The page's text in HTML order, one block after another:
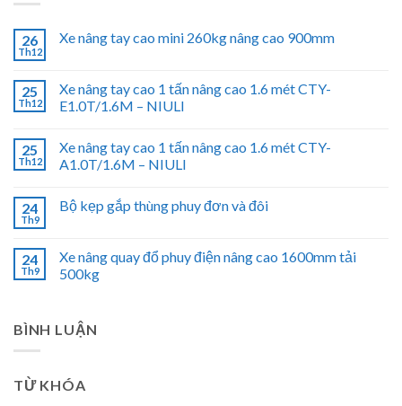
26
Th12
Xe nâng tay cao mini 260kg nâng cao 900mm
25
Th12
Xe nâng tay cao 1 tấn nâng cao 1.6 mét CTY-
E1.0T/1.6M – NIULI
25
Th12
Xe nâng tay cao 1 tấn nâng cao 1.6 mét CTY-
A1.0T/1.6M – NIULI
24
Th9
Bộ kẹp gắp thùng phuy đơn và đôi
24
Th9
Xe nâng quay đổ phuy điện nâng cao 1600mm tải
500kg
BÌNH LUẬN
TỪ KHÓA